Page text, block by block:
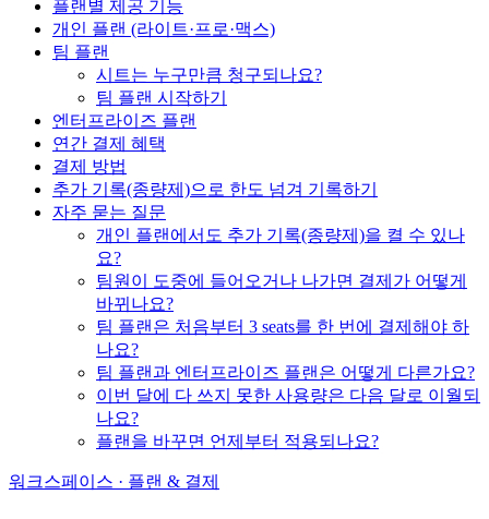
플랜별 제공 기능
개인 플랜 (라이트·프로·맥스)
팀 플랜
시트는 누구만큼 청구되나요?
팀 플랜 시작하기
엔터프라이즈 플랜
연간 결제 혜택
결제 방법
추가 기록(종량제)으로 한도 넘겨 기록하기
자주 묻는 질문
개인 플랜에서도 추가 기록(종량제)을 켤 수 있나
요?
팀원이 도중에 들어오거나 나가면 결제가 어떻게
바뀌나요?
팀 플랜은 처음부터 3 seats를 한 번에 결제해야 하
나요?
팀 플랜과 엔터프라이즈 플랜은 어떻게 다른가요?
이번 달에 다 쓰지 못한 사용량은 다음 달로 이월되
나요?
플랜을 바꾸면 언제부터 적용되나요?
워크스페이스 · 플랜 & 결제